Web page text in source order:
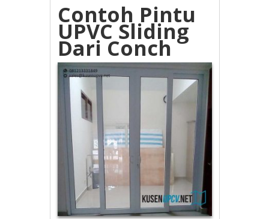
Contoh Pintu
UPVC Sliding
Dari Conch